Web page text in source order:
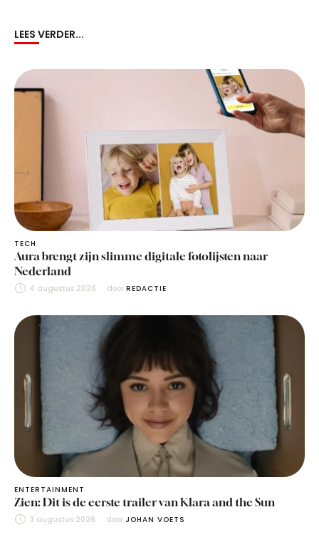
LEES VERDER...
TECH
Aura brengt zijn slimme digitale fotolijsten naar
Nederland
4 augustus 2026 door REDACTIE
ENTERTAINMENT
Zien: Dit is de eerste trailer van Klara and the Sun
3 augustus 2026 door JOHAN VOETS